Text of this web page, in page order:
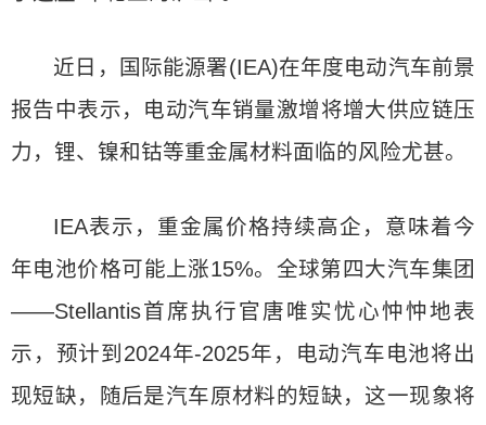
近日，国际能源署(IEA)在年度电动汽车前景
报告中表示，电动汽车销量激增将增大供应链压
力，锂、镍和钴等重金属材料面临的风险尤甚。
IEA表示，重金属价格持续高企，意味着今
年电池价格可能上涨15%。全球第四大汽车集团
——Stellantis首席执行官唐唯实忧心忡忡地表
示，预计到2024年-2025年，电动汽车电池将出
现短缺，随后是汽车原材料的短缺，这一现象将